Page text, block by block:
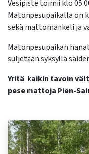
kosketus-
ja
pyyhkäisyliikkeitä.
Vesipiste toimii klo
Matonpesupaikalla on
sekä mattomankeli ja
Matonpesupaikan
suljetaan syksyllä
Yritä kaikin tavoin
pese mattoja Pien-